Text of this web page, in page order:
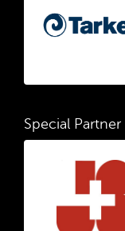
Special Partner